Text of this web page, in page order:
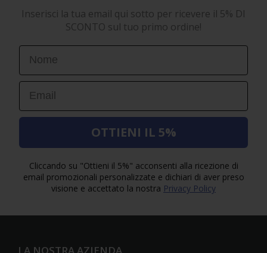
Inserisci la tua email qui sotto per ricevere il 5% DI
SCONTO sul tuo primo ordine!
First Name
Email
OTTIENI IL 5%
Cliccando su "Ottieni il 5%" acconsenti alla ricezione di
email promozionali personalizzate e dichiari di aver preso
visione e accettato la nostra Privacy Policy
LA NOSTRA AZIENDA